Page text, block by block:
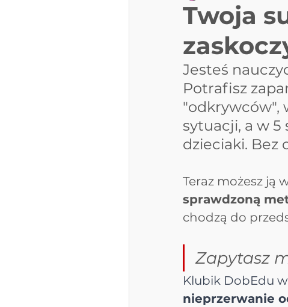
Twoja
Jesteś
Potrafisz
"odkrywców",
sytuacji, a w 5
dzieciaki.
Teraz możesz ją
sprawdzoną
chodzą do
Zapytasz
Klubik DobEdu w
nieprzerwanie